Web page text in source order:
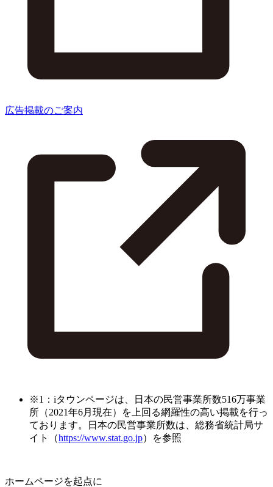
広告掲載のご案内
※1：iタウンページは、日本の民営事業所数516万事業
所（2021年6月現在）を上回る網羅性の高い掲載を行っ
ております。日本の民営事業所数は、総務省統計局サ
イト（https://www.stat.go.jp）を参照
ホームページを起点に